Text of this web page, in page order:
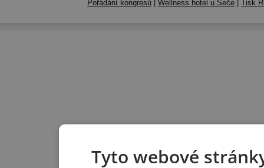
Pořádání kongresů | Wellness hotel u Seče | Tisk
Tyto webové